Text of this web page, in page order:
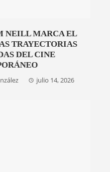
NEILL MARCA EL
TRAYECTORIAS
DEL CINE
julio 14, 2026